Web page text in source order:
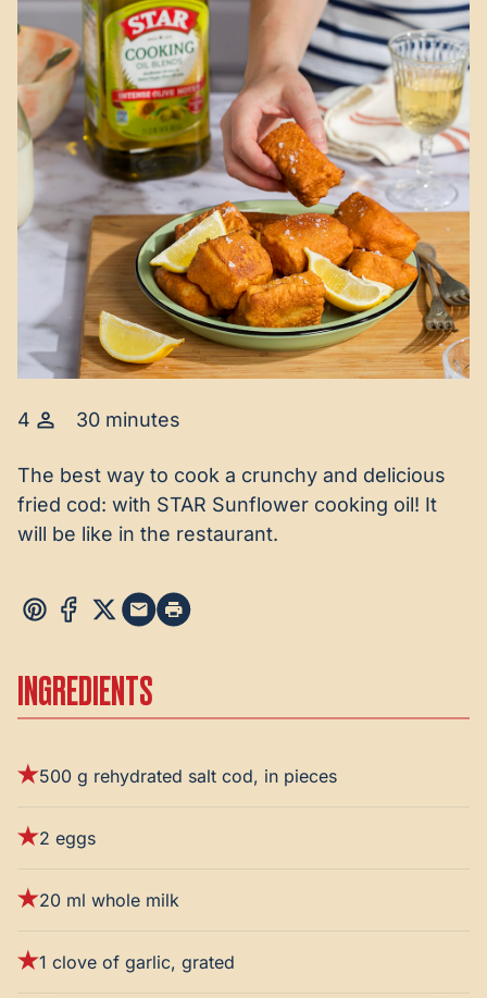
4 30 minutes
The best way to cook a crunchy and delicious
fried cod: with STAR Sunflower cooking oil! It
will be like in the restaurant.
INGREDIENTS
500 g rehydrated salt cod, in pieces
2 eggs
20 ml whole milk
1 clove of garlic, grated